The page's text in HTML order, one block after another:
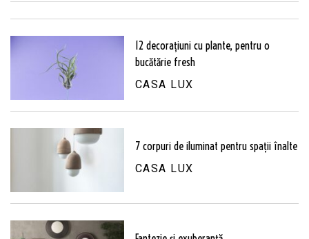
12 decorațiuni cu plante, pentru o
bucătărie fresh
CASA LUX
7 corpuri de iluminat pentru spații înalte
CASA LUX